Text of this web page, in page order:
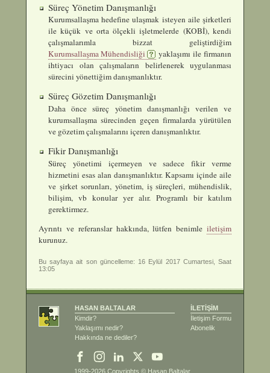
Süreç Yönetim Danışmanlığı
Kurumsallaşma hedefine ulaşmak isteyen aile şirketleri
ile küçük ve orta ölçekli işletmelerde (KOBİ), kendi
çalışmalarımla bizzat geliştirdiğim
Kurumsallaşma Mühendisliği
yaklaşımı ile firmanın
ihtiyacı olan çalışmaların belirlenerek uygulanması
sürecini yönettiğim danışmanlıktır.
Süreç Gözetim Danışmanlığı
Daha önce süreç yönetim danışmanlığı verilen ve
kurumsallaşma sürecinden geçen firmalarda yürütülen
ve gözetim çalışmalarını içeren danışmanlıktır.
Fikir Danışmanlığı
Süreç yönetimi içermeyen ve sadece fikir verme
hizmetini esas alan danışmanlıktır. Kapsamı içinde aile
ve şirket sorunları, yönetim, iş süreçleri, mühendislik,
bilişim, vb konular yer alır. Programlı bir katılım
gerektirmez.
Ayrıntı ve referanslar hakkında, lütfen benimle iletişim
kurunuz.
Bu sayfaya ait son güncelleme: 16 Eylül 2017 Cumartesi, Saat
13:05
HASAN BALTALAR
Kimdir?
Yaklaşımı nedir?
Hakkında ne dediler?
İLETİŞİM
İletişim Formu
Abonelik
1999-2026 Copyrights © Hasan Baltalar